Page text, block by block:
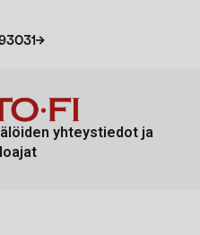
vaihtoehtoja,
valita
tuotteen
sivulla
3031→
yhteystiedot ja